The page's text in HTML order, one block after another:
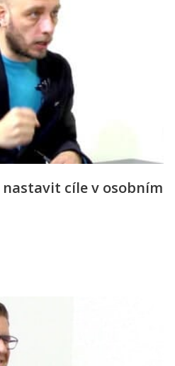
nastavit cíle v osobním